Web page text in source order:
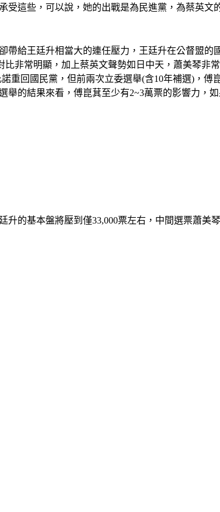
受這些，可以說，她的出戰是為民進黨，為蔡英文
帶給王廷升相當大的連任壓力，王廷升在公督盟
比非常明顯，加上蔡英文聲勢如日中天，蕭美琴
重回國民黨，但前兩次立委選舉(含10年補選)，
舉的結果來看，傅崑萁至少有2~3萬票的影響力，
的基本盤將壓到僅33,000票左右，中間選票蕭美